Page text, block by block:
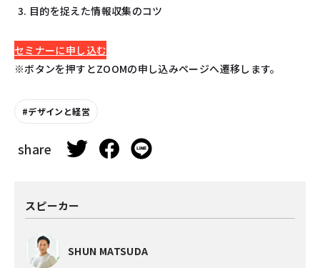
目的を捉えた情報収集のコツ
セミナーに申し込む
※ボタンを押すとZOOMの申し込みページへ遷移します。
デザインと経営
share
スピーカー
SHUN MATSUDA